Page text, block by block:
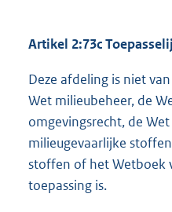
Artikel 2:73c
Deze afdeling is niet
Wet milieubeheer, de
omgevingsrecht, de
milieugevaarlijke
stoffen of het Wetboek
toepassing is.